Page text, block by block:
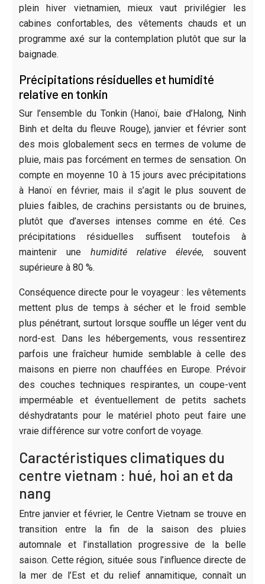
plein hiver vietnamien, mieux vaut privilégier les
cabines confortables, des vêtements chauds et un
programme axé sur la contemplation plutôt que sur la
baignade.
Précipitations résiduelles et humidité
relative en tonkin
Sur l’ensemble du Tonkin (Hanoï, baie d’Halong, Ninh
Binh et delta du fleuve Rouge), janvier et février sont
des mois globalement secs en termes de volume de
pluie, mais pas forcément en termes de sensation. On
compte en moyenne 10 à 15 jours avec précipitations
à Hanoï en février, mais il s’agit le plus souvent de
pluies faibles, de crachins persistants ou de bruines,
plutôt que d’averses intenses comme en été. Ces
précipitations résiduelles suffisent toutefois à
maintenir une humidité relative élevée, souvent
supérieure à 80 %.
Conséquence directe pour le voyageur : les vêtements
mettent plus de temps à sécher et le froid semble
plus pénétrant, surtout lorsque souffle un léger vent du
nord-est. Dans les hébergements, vous ressentirez
parfois une fraîcheur humide semblable à celle des
maisons en pierre non chauffées en Europe. Prévoir
des couches techniques respirantes, un coupe-vent
imperméable et éventuellement de petits sachets
déshydratants pour le matériel photo peut faire une
vraie différence sur votre confort de voyage.
Caractéristiques climatiques du
centre vietnam : hué, hoi an et da
nang
Entre janvier et février, le Centre Vietnam se trouve en
transition entre la fin de la saison des pluies
automnale et l’installation progressive de la belle
saison. Cette région, située sous l’influence directe de
la mer de l’Est et du relief annamitique, connaît un